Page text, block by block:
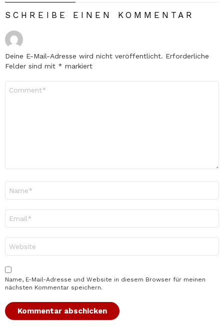
SCHREIBE EINEN KOMMENTAR
Deine E-Mail-Adresse wird nicht veröffentlicht. Erforderliche
Felder sind mit * markiert
Mail-
Adresse
*
Name, E-Mail-Adresse und Website in diesem Browser für meinen
nächsten Kommentar speichern.